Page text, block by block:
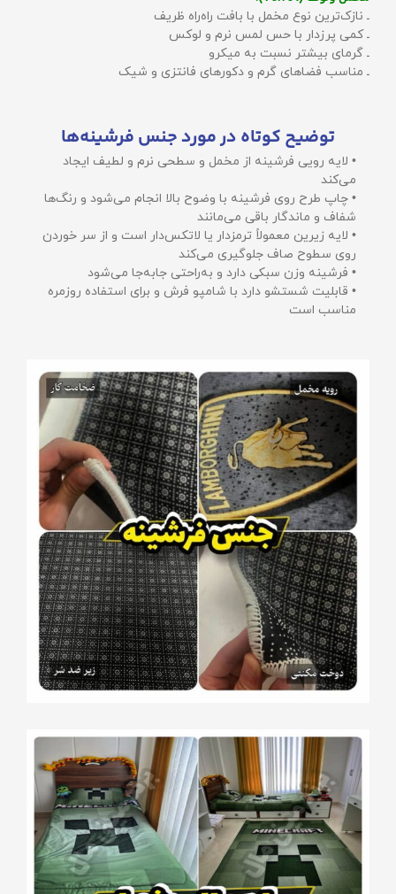
ـ نازک‌ترین نوع مخمل با بافت راه‌راه ظریف
ـ کمی پرزدار با حس لمس نرم و لوکس
ـ گرمای بیشتر نسبت به میکرو
ـ مناسب فضاهای گرم و دکورهای فانتزی و شیک
توضیح کوتاه در مورد جنس فرشینه‌ها
• لایه رویی فرشینه از مخمل و سطحی نرم و لطیف ایجاد
می‌کند
• چاپ طرح روی فرشینه با وضوح بالا انجام می‌شود و رنگ‌ها
شفاف و ماندگار باقی می‌مانند
• لایه زیرین معمولاً ترمزدار یا لاتکس‌دار است و از سر خوردن
روی سطوح صاف جلوگیری می‌کند
• فرشینه وزن سبکی دارد و به‌راحتی جابه‌جا می‌شود
• قابلیت شستشو دارد با شامپو فرش و برای استفاده روزمره
مناسب است